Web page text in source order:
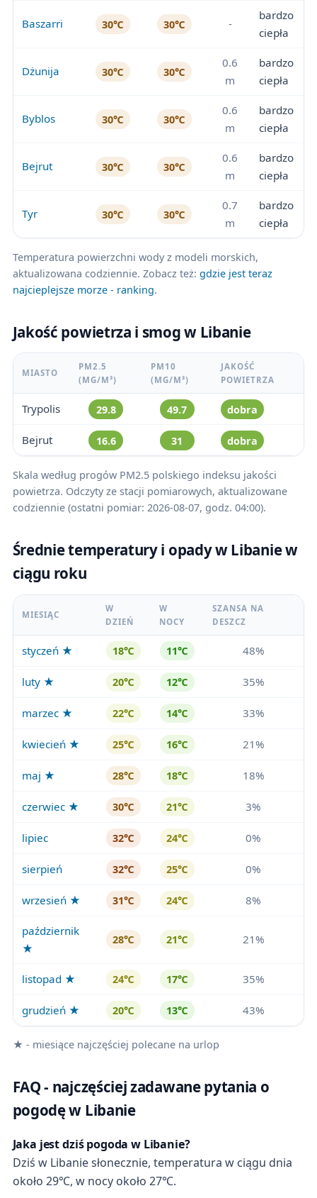
Baszarri 30℃ 30℃ -
bardzo
ciepła
Dżunija 30℃ 30℃
0.6
m
bardzo
ciepła
Byblos 30℃ 30℃
0.6
m
bardzo
ciepła
Bejrut 30℃ 30℃
0.6
m
bardzo
ciepła
Tyr 30℃ 30℃
0.7
m
bardzo
ciepła
Temperatura powierzchni wody z modeli morskich,
aktualizowana codziennie. Zobacz też: gdzie jest teraz
najcieplejsze morze - ranking.
Jakość powietrza i smog w Libanie
MIASTO
PM2.5
(ΜG/M³)
PM10
(ΜG/M³)
JAKOŚĆ
POWIETRZA
Trypolis 29.8 49.7 dobra
Bejrut 16.6 31 dobra
Skala według progów PM2.5 polskiego indeksu jakości
powietrza. Odczyty ze stacji pomiarowych, aktualizowane
codziennie (ostatni pomiar: 2026-08-07, godz. 04:00).
Średnie temperatury i opady w Libanie w
ciągu roku
MIESIĄC
W
DZIEŃ
W
NOCY
SZANSA NA
DESZCZ
styczeń ★ 18℃ 11℃ 48%
luty ★ 20℃ 12℃ 35%
marzec ★ 22℃ 14℃ 33%
kwiecień ★ 25℃ 16℃ 21%
maj ★ 28℃ 18℃ 18%
czerwiec ★ 30℃ 21℃ 3%
lipiec 32℃ 24℃ 0%
sierpień 32℃ 25℃ 0%
wrzesień ★ 31℃ 24℃ 8%
październik
★
28℃ 21℃ 21%
listopad ★ 24℃ 17℃ 35%
grudzień ★ 20℃ 13℃ 43%
★ - miesiące najczęściej polecane na urlop
FAQ - najczęściej zadawane pytania o
pogodę w Libanie
Jaka jest dziś pogoda w Libanie?
Dziś w Libanie słonecznie, temperatura w ciągu dnia
około 29℃, w nocy około 27℃.